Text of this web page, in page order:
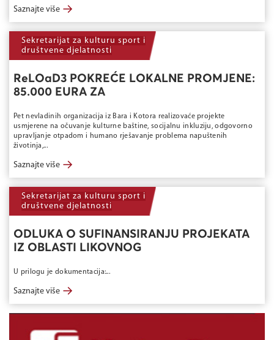
Saznajte više →
Sekretarijat za kulturu sport i
društvene djelatnosti
ReLOaD3 POKREĆE LOKALNE PROMJENE:
85.000 EURA ZA
Pet nevladinih organizacija iz Bara i Kotora realizovaće projekte
usmjerene na očuvanje kulturne baštine, socijalnu inkluziju, odgovorno
upravljanje otpadom i humano rješavanje problema napuštenih
životinja,...
Saznajte više →
Sekretarijat za kulturu sport i
društvene djelatnosti
ODLUKA O SUFINANSIRANJU PROJEKATA
IZ OBLASTI LIKOVNOG
U prilogu je dokumentacija:...
Saznajte više →